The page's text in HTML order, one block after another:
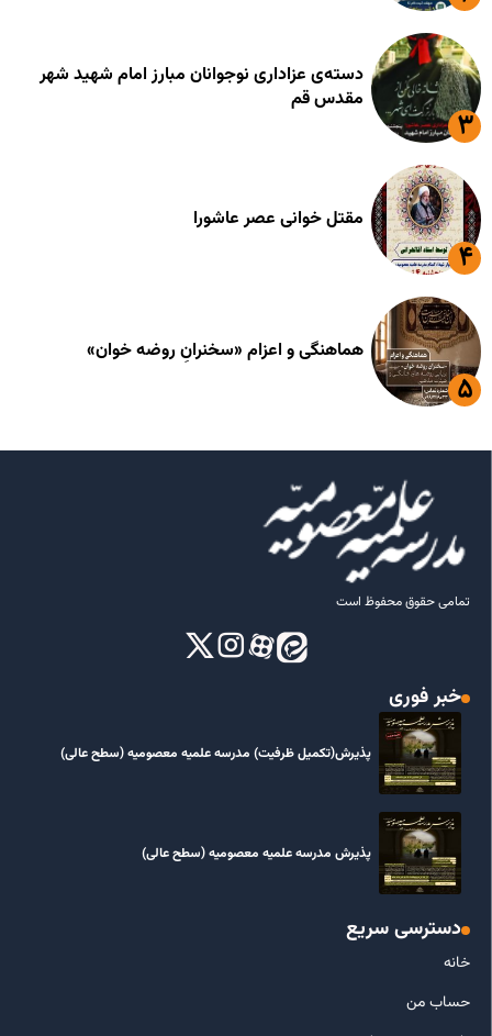
دسته‌ی عزاداری نوجوانان مبارز امام شهید شهر
مقدس قم
مقتل خوانی عصر عاشورا
هماهنگی و اعزام «سخنرانِ روضه خوان»
تمامی حقوق محفوظ است
خبر فوری
پذیرش(تکمیل ظرفیت) مدرسه علمیه معصومیه‌ (سطح عالی)
پذیرش مدرسه علمیه معصومیه‌ (سطح عالی)
دسترسی سریع
خانه
حساب من